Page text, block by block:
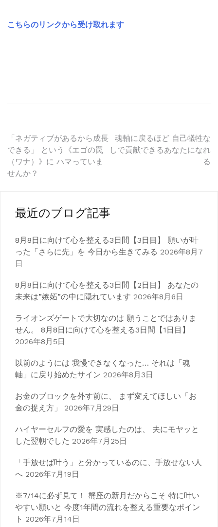
こちらのリンクから受け取れます
投
稿
ナ
ゲ
ー
シ
ョ
ン
「ネガティブがあるから成長
できる」 という《エゴの罠
（ワナ）》に ハマっていま
せんか？
魂軸に戻るほど 自己犠牲な
しで貢献できるあなたになれ
る
最近のブログ記事
8月8日に向けて心を整える3日間【3日目】 願いが叶
った「さらに先」を 今日から生きてみる 2026年8月7
日
8月8日に向けて心を整える3日間【2日目】 あなたの
未来は”嫉妬”の中に隠れています 2026年8月6日
ライオンズゲートで大切なのは 願うことではありま
せん。 8月8日に向けて心を整える3日間【1日目】
2026年8月5日
以前のようには 我慢できなくなった… それは「魂
軸」に戻り始めたサイン 2026年8月3日
お金のブロックを外す前に、 まず変えてほしい「お
金の捉え方」
2026年7月29日
ハイヤーセルフの愛を 実感したのは、 夫にモヤッと
した翌朝でした 2026年7月25日
「手放せば叶う」と分かっているのに、手放せない人
へ 2026年7月19日
※7/14に必ず見て！ 蟹座の新月だからこそ 特に叶い
やすい願いと 今度1年間の流れを整える重要なポイン
ト 2026年7月14日